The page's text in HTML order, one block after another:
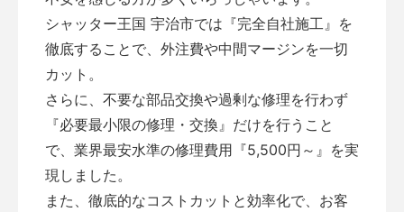
シャッター王国 宇治市では『完全自社施工』を
徹底することで、外注費や中間マージンを一切
カット。
さらに、不要な部品交換や過剰な修理を行わず
『必要最小限の修理・交換』だけを行うこと
で、業界最安水準の修理費用『5,500円～』を実
現しました。
また、徹底的なコストカットと効率化で、お客